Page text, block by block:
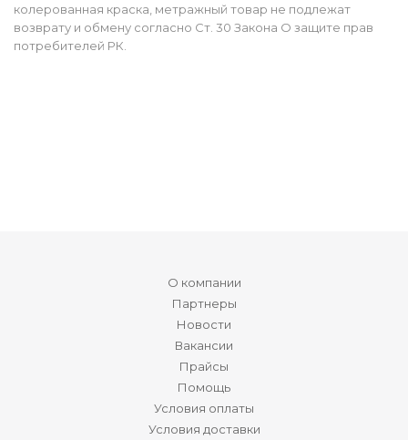
колерованная краска, метражный товар не подлежат
возврату и обмену согласно Ст. 30 Закона О защите прав
потребителей РК.
О компании
Партнеры
Новости
Вакансии
Прайсы
Помощь
Условия оплаты
Условия доставки